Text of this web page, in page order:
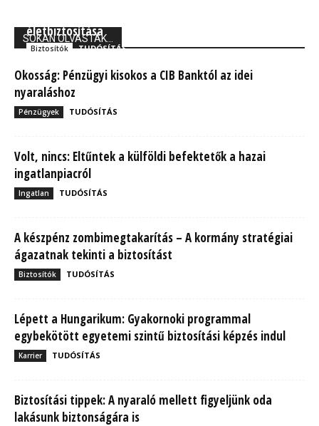
SOKAN OLVASTÁK...
életbiztosítása
Biztosítók TUDÓSÍTÁS
Okosság: Pénzügyi kisokos a CIB Banktól az idei
nyaraláshoz
Pénzügyek TUDÓSÍTÁS
Volt, nincs: Eltűntek a külföldi befektetők a hazai
ingatlanpiacról
Ingatlan TUDÓSÍTÁS
A készpénz zombimegtakarítás – A kormány stratégiai
ágazatnak tekinti a biztosítást
Biztosítók TUDÓSÍTÁS
Lépett a Hungarikum: Gyakornoki programmal
egybekötött egyetemi szintű biztosítási képzés indul
Karrier TUDÓSÍTÁS
Biztosítási tippek: A nyaraló mellett figyeljünk oda
lakásunk biztonságára is